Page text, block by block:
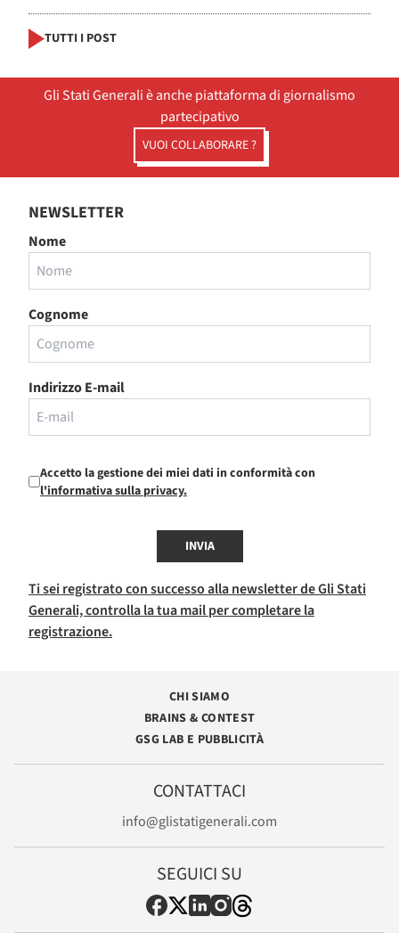
TUTTI I POST
Gli Stati Generali è anche piattaforma di giornalismo
partecipativo
VUOI COLLABORARE ?
NEWSLETTER
Nome
Cognome
Indirizzo E-mail
Accetto la gestione dei miei dati in conformità con
l'informativa sulla privacy.
INVIA
Ti sei registrato con successo alla newsletter de Gli Stati
Generali, controlla la tua mail per completare la
registrazione.
CHI SIAMO
BRAINS & CONTEST
GSG LAB E PUBBLICITÀ
CONTATTACI
info@glistatigenerali.com
SEGUICI SU